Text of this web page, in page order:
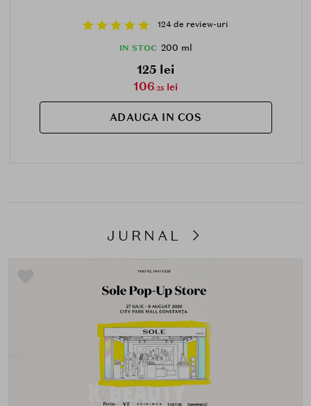
124 de review-uri
IN STOC 200 ml
125 lei
106.25 lei
ADAUGA IN COS
JURNAL